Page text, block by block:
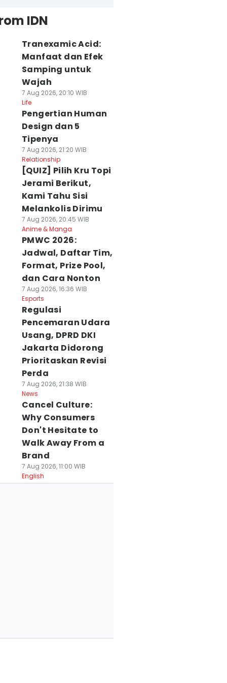
IDN
Tranexamic Acid:
Manfaat dan Efek
Samping untuk
Wajah
7 Aug 2026, 20:10 WIB
Life
Pengertian Human
Design dan 5
Tipenya
7 Aug 2026, 21:20 WIB
Relationship
[QUIZ] Pilih Kru Topi
Jerami Berikut,
Kami Tahu Sisi
Melankolis Dirimu
7 Aug 2026, 20:45 WIB
Anime & Manga
PMWC 2026:
Jadwal, Daftar Tim,
Format, Prize Pool,
dan Cara Nonton
7 Aug 2026, 16:36 WIB
Esports
Regulasi
Pencemaran Udara
Usang, DPRD DKI
Jakarta Didorong
Prioritaskan Revisi
Perda
7 Aug 2026, 21:38 WIB
News
Cancel Culture:
Why Consumers
Don't Hesitate to
Walk Away From a
Brand
7 Aug 2026, 11:00 WIB
English